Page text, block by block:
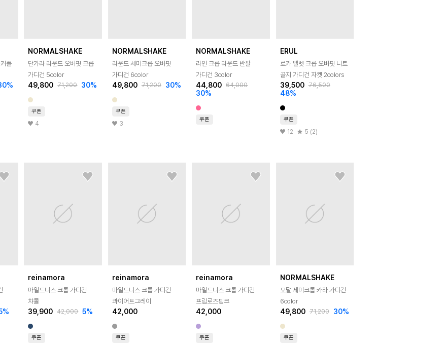
플
%
NORMALSHAKE
단가라 라운드 오버핏 크롭
가디건 5color
49,800 71,200 30%
쿠폰
4
NORMALSHAKE
라운드 세미크롭 오버핏
가디건 6color
49,800 71,200 30%
쿠폰
3
NORMALSHAKE
라인 크롭 라운드 반팔
가디건 3color
44,800 64,000
30%
쿠폰
ERUL
로카 벨벳 크롭 오버핏 니트
골지 가디건 자켓 2colors
39,500 76,500
48%
쿠폰
12 5 (2)
%
reinamora
마일드니스 크롭 가디건
챠콜
39,900 42,000 5%
쿠폰
reinamora
마일드니스 크롭 가디건
콰이어트그레이
42,000
쿠폰
reinamora
마일드니스 크롭 가디건
프림로즈핑크
42,000
쿠폰
NORMALSHAKE
모달 세미크롭 카라 가디건
6color
49,800 71,200 30%
쿠폰